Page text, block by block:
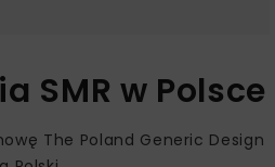
SMR w Polsce
The Poland Generic Design